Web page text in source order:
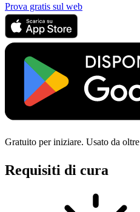
Prova gratis sul web
Gratuito per iniziare. Usato da
Requisiti di cura